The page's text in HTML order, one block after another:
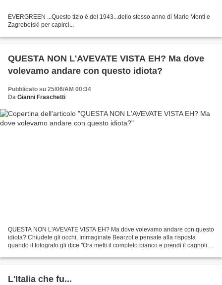
EVERGREEN ...Questo tizio è del 1943...dello stesso anno di Mario Monti e
Zagrebelski per capirci...
QUESTA NON L'AVEVATE VISTA EH? Ma dove
volevamo andare con questo idiota?
Pubblicato su 25/06/AM 00:34
Da Gianni Fraschetti
QUESTA NON L'AVEVATE VISTA EH? Ma dove volevamo andare con questo
idiota? Chiudete gli occhi. Immaginate Bearzot e pensate alla risposta
quando il fotografo gli dice "Ora metti il completo bianco e prendi il cagnolino
L'Italia che fu...